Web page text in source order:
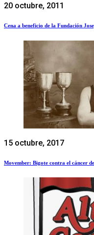
20 octubre, 2011
Cena a beneficio de la Fundación
15 octubre, 2017
Movember: Bigote contra el cáncer